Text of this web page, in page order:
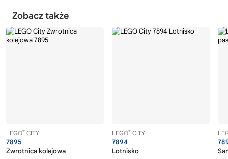
Zobacz także
LEGO® CITY
7895
Zwrotnica kolejowa
LEGO® CITY
7894
Lotnisko